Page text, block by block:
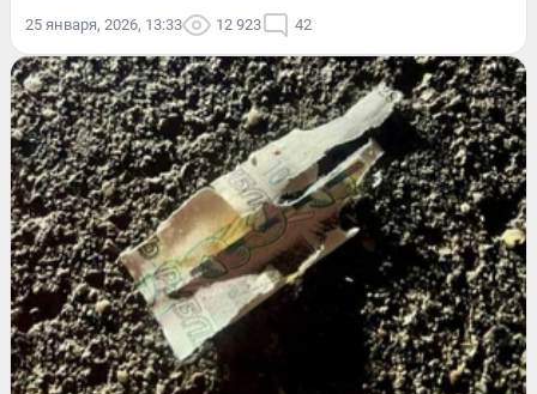
25 января, 2026, 13:33 12 923 42